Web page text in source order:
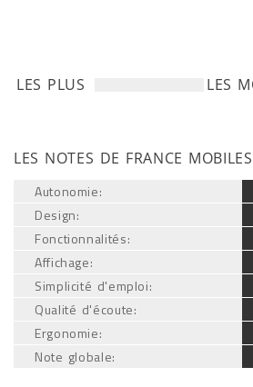
LES PLUS LES
LES NOTES DE FRANCE MOBILES
Autonomie:
Design:
Fonctionnalités:
Affichage:
Simplicité d'emploi:
Qualité d'écoute:
Ergonomie:
Note globale: